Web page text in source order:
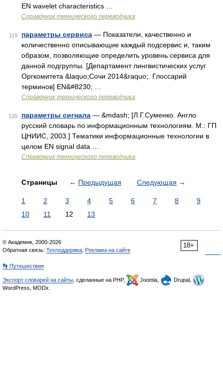
EN wavelet characteristics …
Справочник технического переводчика
119 параметры сервиса — Показатели, качественно и
количественно описывающие каждый подсервис и, таким
образом, позволяющие определить уровень сервиса для
данной подгруппы. [Департамент лингвистических услуг
Оргкомитета &laquo;Сочи 2014&raquo;. Глоссарий
терминов] EN&#8230; …
Справочник технического переводчика
120 параметры сигнала — &mdash; [Л.Г.Суменко. Англо
русский словарь по информационным технологиям. М.: ГП
ЦНИИС, 2003.] Тематики информационные технологии в
целом EN signal data …
Справочник технического переводчика
Страницы ← Предыдущая Следующая →
1 2 3 4 5 6 7 8
9
10
11 12 13
18+
© Академик, 2000-2026
Обратная связь: Техподдержка Реклама на сайте
👣 Путешествия
Экспорт словарей на сайты , сделанные на PHP, Joomla,
Drupal,
WordPress, MODx.